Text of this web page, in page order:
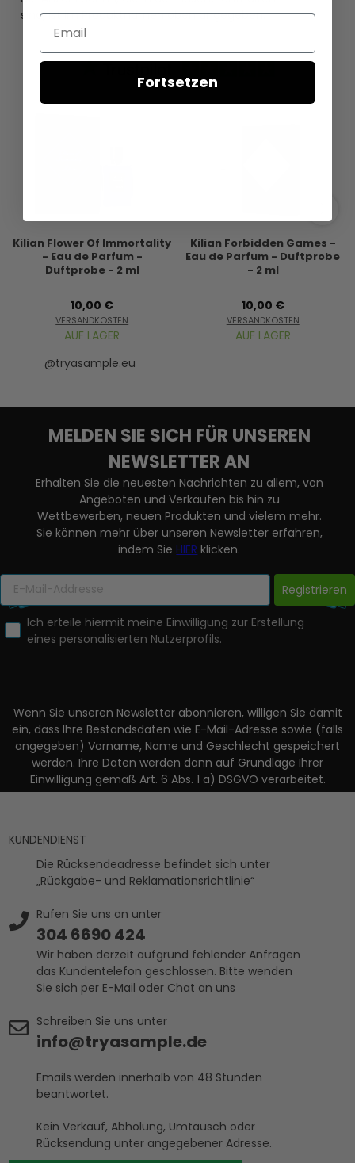
sind, ist im Produktnamen oben angegeben.
Kilian Flower Of Immortality
- Eau de Parfum -
Duftprobe - 2 ml
10,00 €
VERSANDKOSTEN
AUF LAGER
Kilian Forbidden Games -
Eau de Parfum - Duftprobe
- 2 ml
10,00 €
VERSANDKOSTEN
AUF LAGER
@tryasample.eu
MELDEN SIE SICH FÜR UNSEREN
NEWSLETTER AN
Erhalten Sie die neuesten Nachrichten zu allem, von
Angeboten und Verkäufen bis hin zu
Wettbewerben, neuen Produkten und vielem mehr.
Sie können mehr über unseren Newsletter erfahren,
indem SieHIER klicken.
Registrieren
Ich erteile hiermit meine Einwilligung zur Erstellung
eines personalisierten Nutzerprofils.
Wenn Sie unseren Newsletter abonnieren, willigen Sie damit
ein, dass Ihre Bestandsdaten wie E-Mail-Adresse sowie (falls
angegeben) Vorname, Name und Geschlecht gespeichert
werden. Ihre Daten werden dann auf Grundlage Ihrer
Einwilligung gemäß Art. 6 Abs. 1 a) DSGVO verarbeitet.
KUNDENDIENST
Die Rücksendeadresse befindet sich unter
„Rückgabe- und Reklamationsrichtlinie“
Rufen Sie uns an unter
304 6690 424
Wir haben derzeit aufgrund fehlender Anfragen
das Kundentelefon geschlossen. Bitte wenden
Sie sich per E-Mail oder Chat an uns
Schreiben Sie uns unter
info@tryasample.de
Emails werden innerhalb von 48 Stunden
beantwortet.
Kein Verkauf, Abholung, Umtausch oder
Rücksendung unter angegebener Adresse.
Email
Fortsetzen